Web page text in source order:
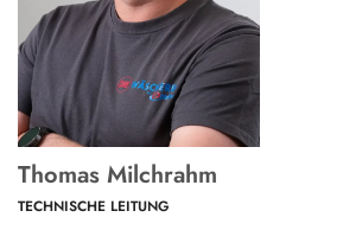
Thomas Milchrahm
TECHNISCHE LEITUNG